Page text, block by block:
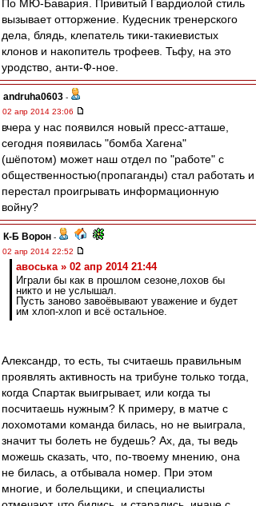
По МЮ-Бавария. Привитый Гвардиолой стиль
вызывает отторжение. Кудесник тренерского
дела, блядь, клепатель тики-такиевистых
клонов и накопитель трофеев. Тьфу, на это
уродство, анти-Ф-ное.
andruha0603 -
02 апр 2014 23:06
вчера у нас появился новый пресс-атташе,
сегодня появилась "бомба Хагена"
(шёпотом) может наш отдел по "работе" с
общественностью(пропаганды) стал работать и
перестал проигрывать информационную
войну?
К-Б Ворон -
02 апр 2014 22:52
авоська » 02 апр 2014 21:44
Играли бы как в прошлом сезоне,лохов бы
никто и не услышал.
Пусть заново завоёвывают уважение и будет
им хлоп-хлоп и всё остальное.
Александр, то есть, ты считаешь правильным
проявлять активность на трибуне только тогда,
когда Спартак выигрывает, или когда ты
посчитаешь нужным? К примеру, в матче с
лохомотами команда билась, но не выиграла,
значит ты болеть не будешь? Ах, да, ты ведь
можешь сказать, что, по-твоему мнению, она
не билась, а отбывала номер. При этом
многие, и болельщики, и специалисты